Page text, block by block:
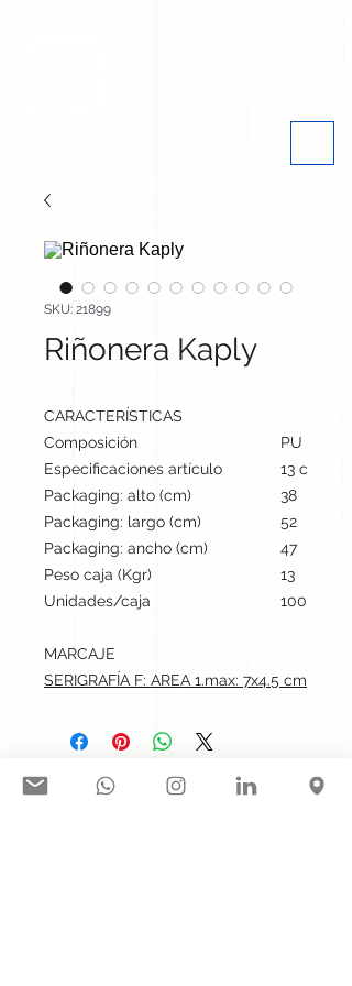
SKU: 21899
Riñonera Kaply
CARACTERÍSTICAS
Composición
PU
Especificaciones artículo
13 cm /
Packaging: alto (cm)
38
Packaging: largo (cm)
52
Packaging: ancho (cm)
47
Peso caja (Kgr)
13
Unidades/caja
100
MARCAJE
SERIGRAFÍA F: AREA 1.max: 7x4.5 cm
Síguenos en nuestras redes